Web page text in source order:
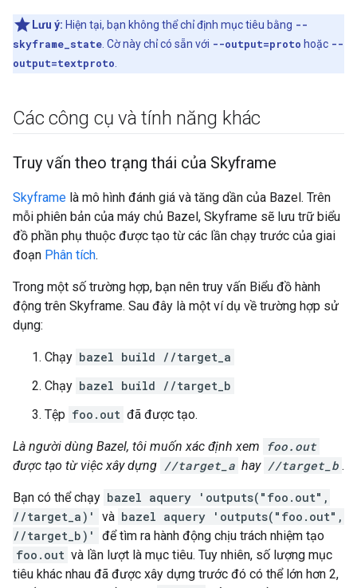
Lưu ý: Hiện tại, bạn không thể chỉ định mục tiêu bằng --
skyframe_state . Cờ này chỉ có sẵn với --output=proto hoặc --
output=textproto
Các công cụ và tính năng khác
Truy vấn theo trạng thái của Skyframe
Skyframe là mô hình đánh giá và tăng dần của Bazel. Trên
mỗi phiên bản của máy chủ Bazel, Skyframe sẽ lưu trữ biểu
đồ phần phụ thuộc được tạo từ các lần chạy trước của giai
đoạn Phân tích.
Trong một số trường hợp, bạn nên truy vấn Biểu đồ hành
động trên Skyframe. Sau đây là một ví dụ về trường hợp sử
dụng:
Chạy bazel build //target_a
Chạy bazel build //target_b
Tệp foo.out đã được tạo.
Là người dùng Bazel, tôi muốn xác định xem foo.out
được tạo từ việc xây dựng //target_a hay //target_b .
Bạn có thể chạy bazel aquery 'outputs("foo.out",
//target_a)'
và bazel aquery 'outputs("foo.out",
//target_b)'
để tìm ra hành động chịu trách nhiệm tạo
foo.out và lần lượt là mục tiêu. Tuy nhiên, số lượng mục
tiêu khác nhau đã được xây dựng trước đó có thể lớn hơn 2,